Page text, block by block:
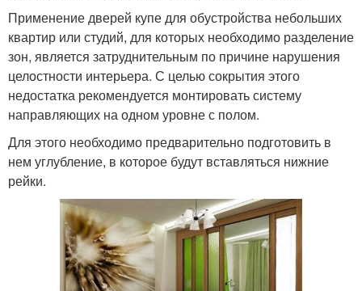
Применение дверей купе для обустройства небольших
квартир или студий, для которых необходимо разделение
зон, является затруднительным по причине нарушения
целостности интерьера. С целью сокрытия этого
недостатка рекомендуется монтировать систему
направляющих на одном уровне с полом.
Для этого необходимо предварительно подготовить в
нем углубление, в которое будут вставляться нижние
рейки.